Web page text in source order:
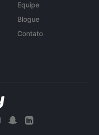
Equipe
Blogue
Contato